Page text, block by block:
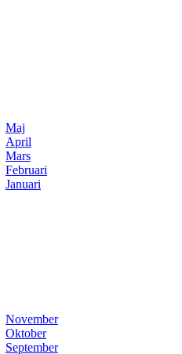
Maj
April
Mars
Februari
Januari
November
Oktober
September